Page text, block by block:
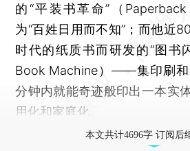
的“平装书革命”（
为“百姓日用而不知”；而他近
时代的纸质书而研发的“图书
Book Machine）——集印刷和
分钟内就能奇迹般印出一本实
用化和家庭化。
本文共计4696字 订阅后